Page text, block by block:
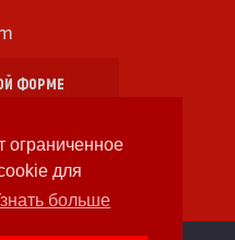
ограниченное
для
больше
ФОРМЕ